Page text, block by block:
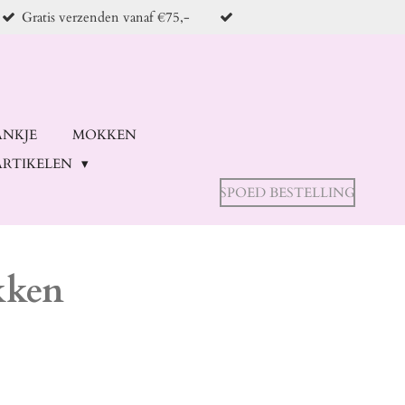
Gratis verzenden vanaf €75,-
MOKKEN
SPOED BESTELLING